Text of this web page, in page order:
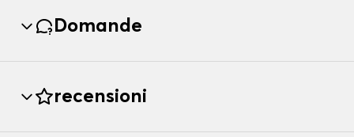
Domande
recensioni